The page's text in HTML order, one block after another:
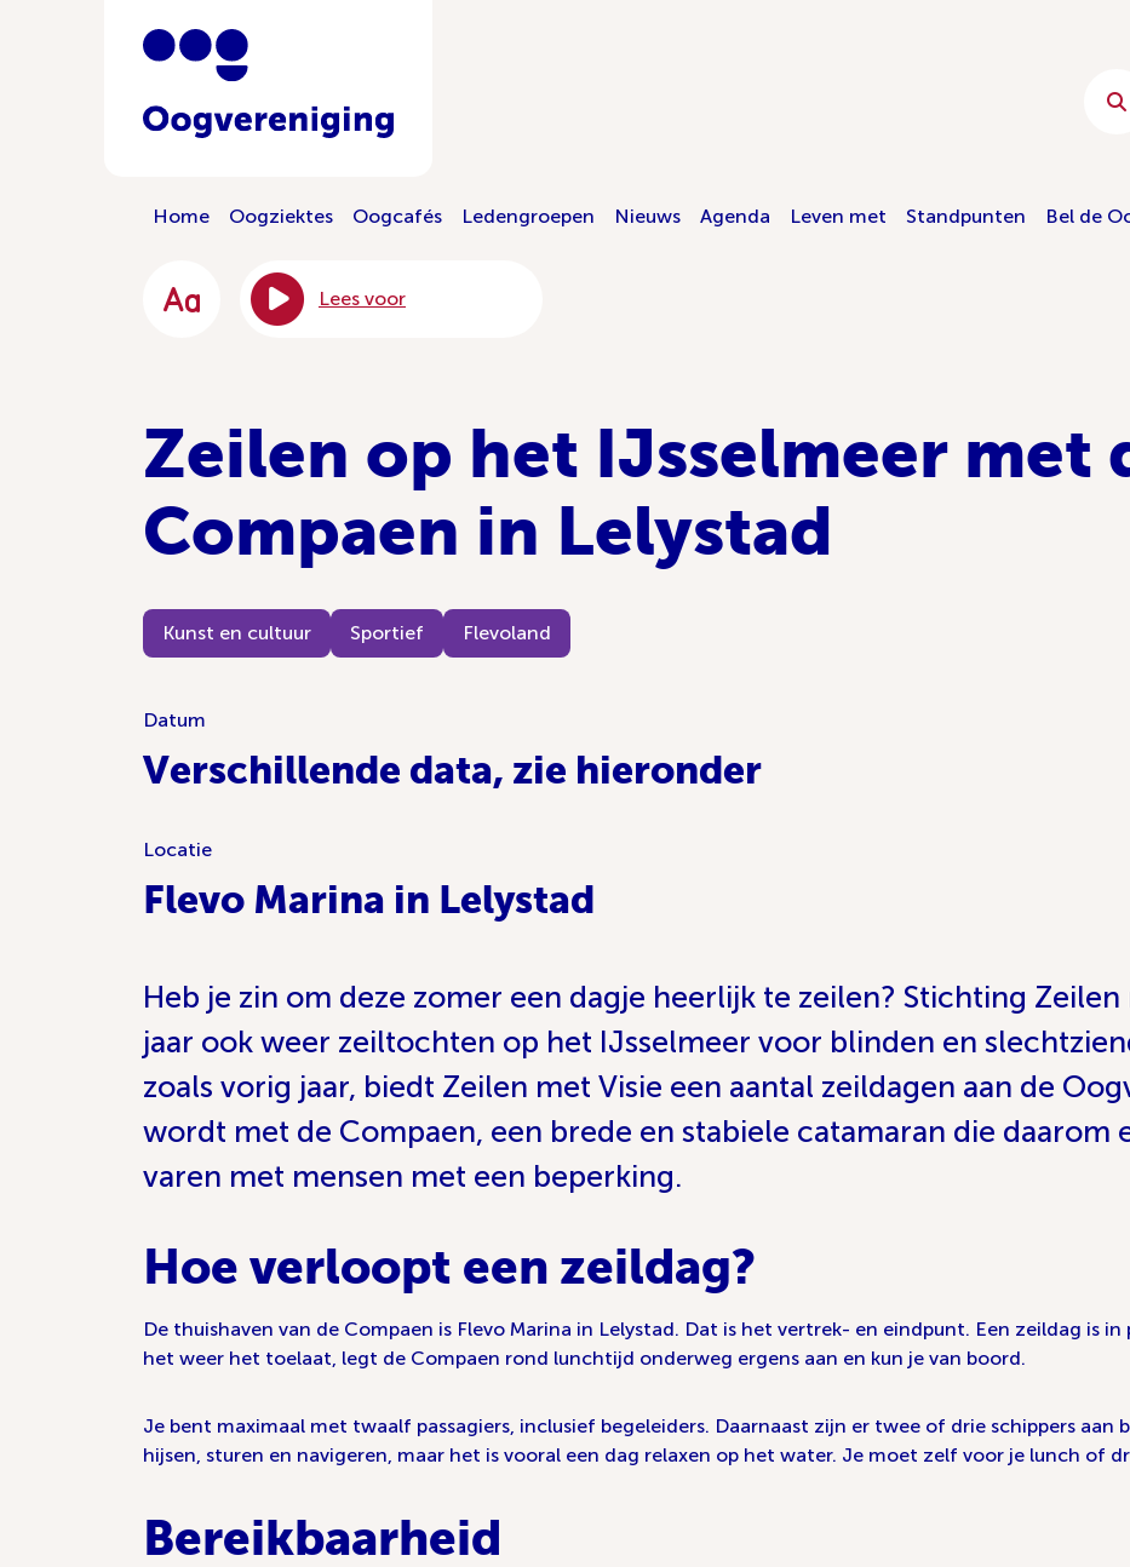
Home Oogziektes Oogcafés Ledengroepen Nieuws Agenda Leven met Standpunten Bel de
Lees voor
Zeilen op het IJsselmeer met
Compaen in Lelystad
Kunst en cultuur Sportief Flevoland
Datum
Verschillende data, zie hieronder
Locatie
Flevo Marina in Lelystad
Heb je zin om deze zomer een dagje heerlijk te zeilen? Stichting
jaar ook weer zeiltochten op het IJsselmeer voor blinden en
zoals vorig jaar, biedt Zeilen met Visie een aantal zeildagen aan de
wordt met de Compaen, een brede en stabiele catamaran die daarom
varen met mensen met een beperking.
Hoe verloopt een zeildag?
De thuishaven van de Compaen is Flevo Marina in Lelystad. Dat is het vertrek- en eindpunt. Een zeildag is
het weer het toelaat, legt de Compaen rond lunchtijd onderweg ergens aan en kun je van boord.
Je bent maximaal met twaalf passagiers, inclusief begeleiders. Daarnaast zijn er twee of drie schippers aan
hijsen, sturen en navigeren, maar het is vooral een dag relaxen op het water. Je moet zelf voor je lunch of
Bereikbaarheid